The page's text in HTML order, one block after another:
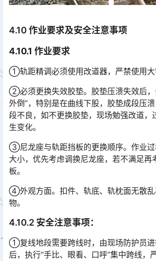
4.10 作业要求及安全注意事项
4.10.1 作业要求
①轨距精调必须使用改道器，严禁使用大
②必须更换失效胶垫。胶垫压溃失效后，
外倒”，特别是在曲线下股，胶垫成段压
段不良，如不更换胶垫，现场勉强改道，
生变化。󠅅󠅃󠄵󠅂󠄪󠇖󠆨󠆨󠇕󠆞󠆒󠅬󠇘󠆭󠆘󠇙󠆝󠅵󠇗󠆭󠆁󠄐󠇗󠅹󠅸󠇖󠆍󠅳󠇖󠅹󠅰󠇖󠆌󠅹
③尼龙座与轨距挡板的更换顺序。作业过
大小，优先考虑调换尼龙座，若不满足再
板。
④外观方面。扣件、轨底、轨枕面无散
物。
4.10.2 安全注意事项：
①复线地段需要跨线时，由现场防护员进
后，执行“手比、眼看、口呼”集中跨线，